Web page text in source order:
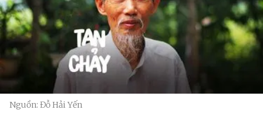
Nguồn: Đỗ Hải Yến